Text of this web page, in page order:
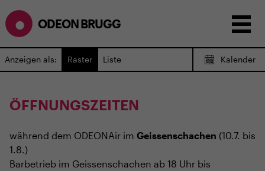
ODEON BRUGG
Anzeigen als: Raster Liste Kalender
ÖFFNUNGSZEITEN
während dem ODEONAir im Geissenschachen (10.7. bis
1.8.)
Barbetrieb im Geissenschachen ab 18 Uhr bis